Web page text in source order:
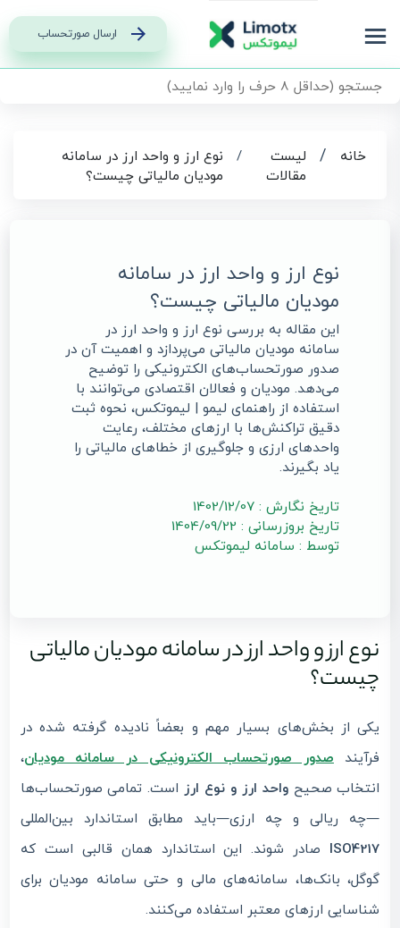
ارسال صورتحساب
خانه /
لیست
مقالات
/
نوع ارز و واحد ارز در سامانه
مودیان مالیاتی چیست؟
نوع ارز و واحد ارز در سامانه
مودیان مالیاتی چیست؟
این مقاله به بررسی نوع ارز و واحد ارز در
سامانه مودیان مالیاتی می‌پردازد و اهمیت آن در
صدور صورتحساب‌های الکترونیکی را توضیح
می‌دهد. مودیان و فعالان اقتصادی می‌توانند با
استفاده از راهنمای لیمو | لیموتکس، نحوه ثبت
دقیق تراکنش‌ها با ارزهای مختلف، رعایت
واحدهای ارزی و جلوگیری از خطاهای مالیاتی را
یاد بگیرند.
تاریخ نگارش : 1402/12/07
تاریخ بروزرسانی : 1404/09/22
توسط : سامانه لیموتکس
نوع ارز و واحد ارز در سامانه مودیان مالیاتی
چیست؟
یکی از بخش‌های بسیار مهم و بعضاً نادیده‌ گرفته‌ شده در
فرآیندصدور صورتحساب الکترونیکی در سامانه مودیان،
انتخاب صحیحواحد ارز و نوع ارز است. تمامی صورتحساب‌ها
—چه ریالی و چه ارزی—باید مطابق استاندارد بین‌المللی
ISO4217 صادر شوند. این استاندارد همان قالبی است که
گوگل، بانک‌ها، سامانه‌های مالی و حتی سامانه مودیان برای
شناسایی ارزهای معتبر استفاده می‌کنند.